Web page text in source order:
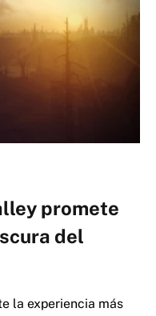
promete
del
la experiencia más